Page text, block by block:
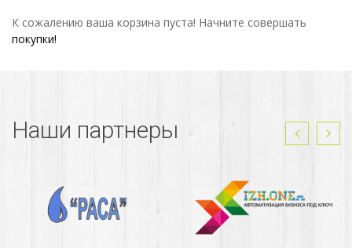
К сожалению ваша корзина пуста! Начните совершать
покупки!
Наши партнеры